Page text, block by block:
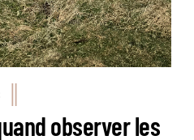
observer les